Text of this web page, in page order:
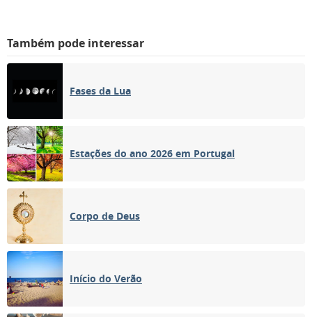
Também pode interessar
Fases da Lua
Estações do ano 2026 em Portugal
Corpo de Deus
Início do Verão